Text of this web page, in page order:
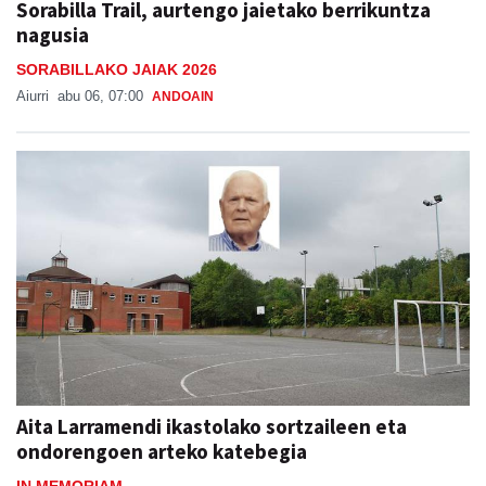
Sorabilla Trail, aurtengo jaietako berrikuntza
nagusia
SORABILLAKO JAIAK 2026
Aiurri abu 06, 07:00 ANDOAIN
Aita Larramendi ikastolako sortzaileen eta
ondorengoen arteko katebegia